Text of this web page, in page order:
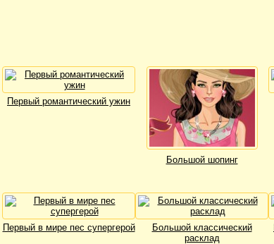
Первый романтический ужин
Большой шопинг
Первый в мире пес супергерой
Большой классический
расклад